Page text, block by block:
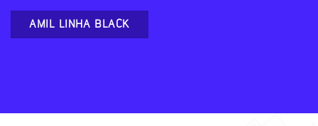
AMIL LINHA BLACK